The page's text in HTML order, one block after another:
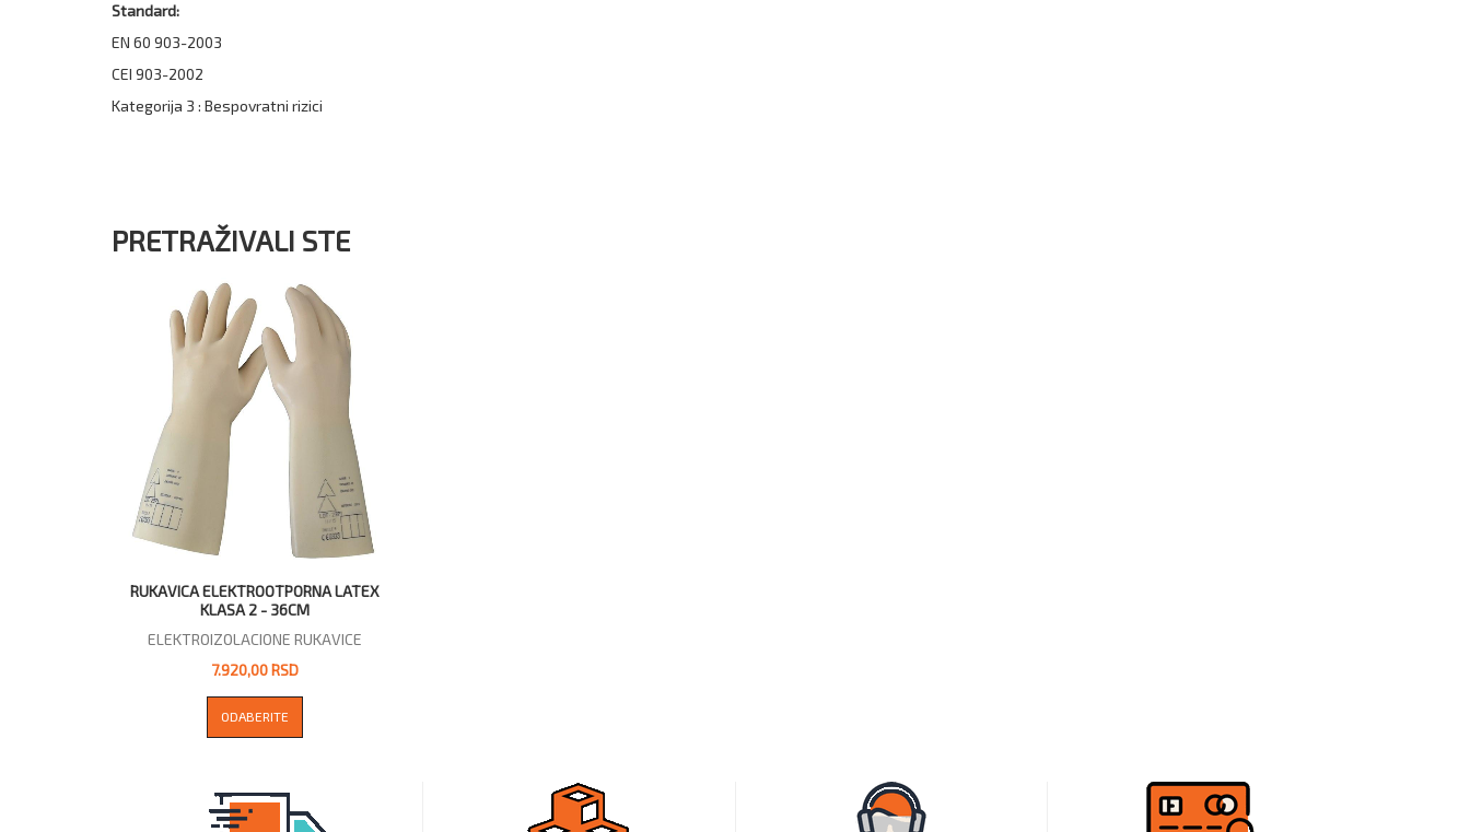
Standard:
EN 60 903-2003
CEI 903-2002
Kategorija 3 : Bespovratni rizici
PRETRAŽIVALI STE
RUKAVICA ELEKTROOTPORNA LATEX
KLASA 2 - 36CM
ELEKTROIZOLACIONE RUKAVICE
7.920,00 RSD
ODABERITE